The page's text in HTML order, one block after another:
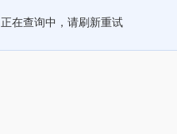
正在查询中，请刷新重试